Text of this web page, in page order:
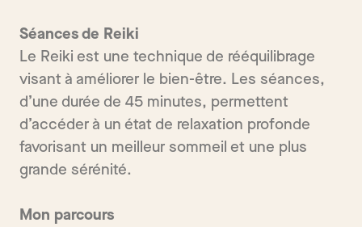
Séances de Reiki
Le Reiki est une technique de rééquilibrage
visant à améliorer le bien-être. Les séances,
d’une durée de 45 minutes, permettent
d’accéder à un état de relaxation profonde
favorisant un meilleur sommeil et une plus
grande sérénité.
Mon parcours